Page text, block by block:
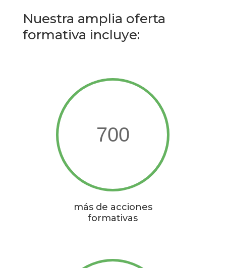
Nuestra amplia oferta
formativa incluye:
700
más de acciones
formativas